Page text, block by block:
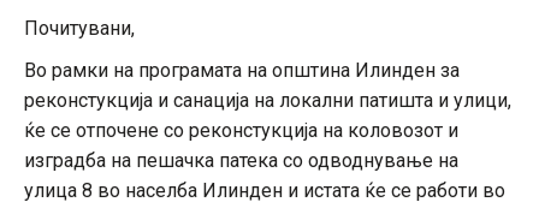
Почитувани,
Во рамки на програмата на општина Илинден за
реконстукција и санација на локални патишта и улици,
ќе се отпочене со реконстукција на коловозот и
изградба на пешачка патека со одводнување на
улица 8 во населба Илинден и истата ќе се работи во